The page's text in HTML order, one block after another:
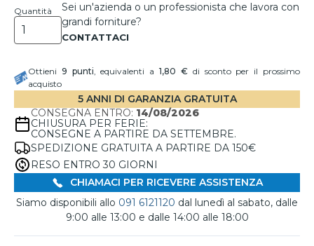
Quantità
Sei un'azienda o un professionista che lavora con
grandi forniture?
Ottieni 9 punti, equivalenti a1,80 €di sconto per il prossimo
acquisto
5 ANNI DI GARANZIA GRATUITA
CONSEGNA ENTRO: 14/08/2026
CHIUSURA PER FERIE:
CONSEGNE A PARTIRE DA SETTEMBRE.
SPEDIZIONE GRATUITA A PARTIRE DA 150€
RESO ENTRO 30 GIORNI
CHIAMACI PER RICEVERE ASSISTENZA
Siamo disponibili allo 091 6121120 dal lunedì al sabato, dalle
9:00 alle 13:00 e dalle 14:00 alle 18:00